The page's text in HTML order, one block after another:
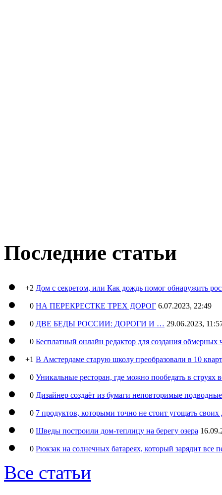
Последние статьи
+2 Дом с секретом, или Как дождь помог обнаружить
0 НА ПЕРЕКРЕСТКЕ ТРЕХ ДОРОГ 6.07.2023, 22:49
0 ДВЕ БЕДЫ РОССИИ: ДОРОГИ И … 29.06.2023,
0 Бесплатный онлайн редактор для создания обмерных
+1 В Амстердаме старую школу преобразовали в 10
0 Уникальные ресторан, где можно пообедать в струях
0 Дизайнер создаёт из бумаги неповторимые
0 7 продуктов, которыми точно не стоит угощать
0 Шведы построили дом-теплицу на берегу озера
0 Рюкзак на солнечных батареях, который зарядит все
Все статьи